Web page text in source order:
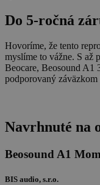
Do 5-ročná
Hovoríme, že tento
myslíme to vážne. S až
Beocare, Beosound A1
podporovaný
Navrhnuté na
Beosound A1
BIS audio, s.r.o.